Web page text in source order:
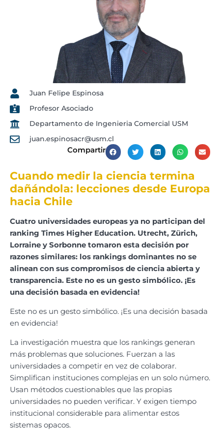
Juan Felipe Espinosa
Profesor Asociado
Departamento de Ingenieria Comercial USM
juan.espinosacr@usm.cl
Compartir
Cuando medir la ciencia termina
dañándola: lecciones desde Europa
hacia Chile
Cuatro universidades europeas ya no participan del
ranking Times Higher Education. Utrecht, Zürich,
Lorraine y Sorbonne tomaron esta decisión por
razones similares: los rankings dominantes no se
alinean con sus compromisos de ciencia abierta y
transparencia. Este no es un gesto simbólico. ¡Es
una decisión basada en evidencia!
Este no es un gesto simbólico. ¡Es una decisión basada
en evidencia!
La investigación muestra que los rankings generan
más problemas que soluciones. Fuerzan a las
universidades a competir en vez de colaborar.
Simplifican instituciones complejas en un solo número.
Usan métodos cuestionables que las propias
universidades no pueden verificar. Y exigen tiempo
institucional considerable para alimentar estos
sistemas opacos.